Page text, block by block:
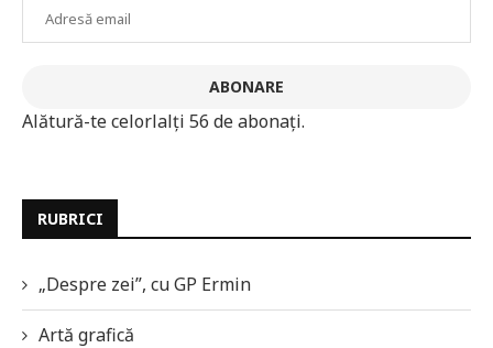
ABONARE
Alătură-te celorlalți 56 de abonați.
RUBRICI
„Despre zei”, cu GP Ermin
Artă grafică